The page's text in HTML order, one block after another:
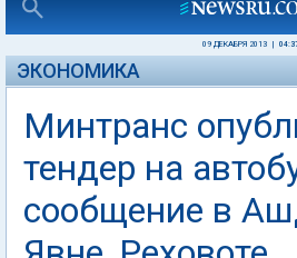
09 ДЕКАБРЯ 2013
ЭКОНОМИКА
Минтранс
тендер на
сообщение в